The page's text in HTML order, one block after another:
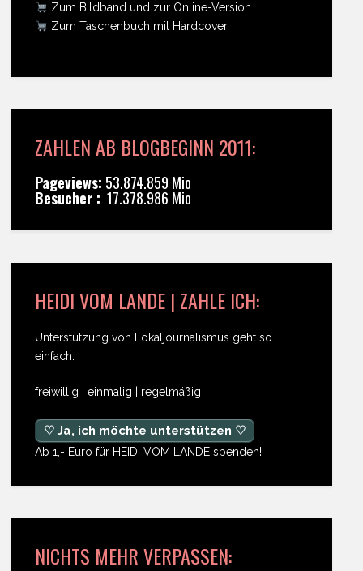
Zum Bildband und zur Online-Version
Zum Taschenbuch mit Hardcover
ZAHLEN AB BLOGBEGINN 2011:
Pageviews: 53.874.859 Mio
Besucher : 17.378.986 Mio
HEIDI VOM LANDE | ZAHLE ICH:
Unterstützung von Lokaljournalismus geht so
einfach:
freiwillig | einmalig | regelmäßig
♡ Ja, ich möchte unterstützen ♡
Ab 1,- Euro für HEIDI VOM LANDE spenden!
NICHTS MEHR VERPASSEN: